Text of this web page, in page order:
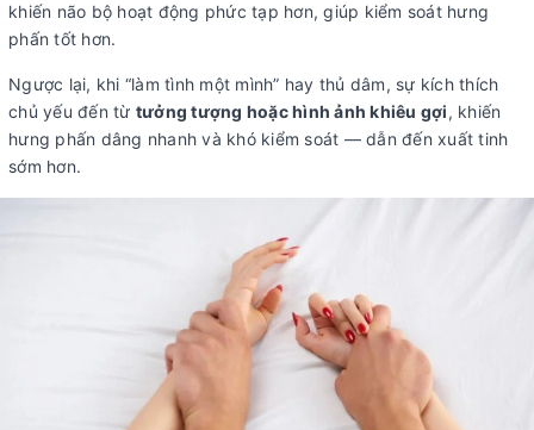
khiến não bộ hoạt động phức tạp hơn, giúp kiểm soát hưng
phấn tốt hơn.
Ngược lại, khi “làm tình một mình” hay thủ dâm, sự kích thích
chủ yếu đến từ tưởng tượng hoặc hình ảnh khiêu gợi, khiến
hưng phấn dâng nhanh và khó kiểm soát — dẫn đến xuất tinh
sớm hơn.